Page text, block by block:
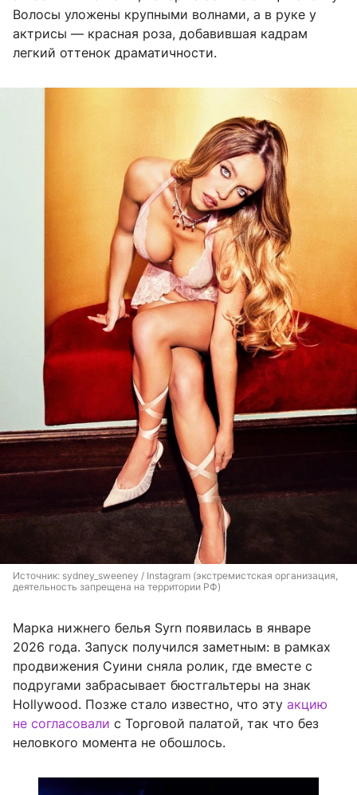
Волосы уложены крупными волнами, а в руке у
актрисы — красная роза, добавившая кадрам
легкий оттенок драматичности.
Источник: sydney_sweeney / Instagram (экстремистская организация,
деятельность запрещена на территории РФ)
Марка нижнего белья Syrn появилась в январе
2026 года. Запуск получился заметным: в рамках
продвижения Суини сняла ролик, где вместе с
подругами забрасывает бюстгальтеры на знак
Hollywood. Позже стало известно, что эту акцию
не согласовали с Торговой палатой, так что без
неловкого момента не обошлось.